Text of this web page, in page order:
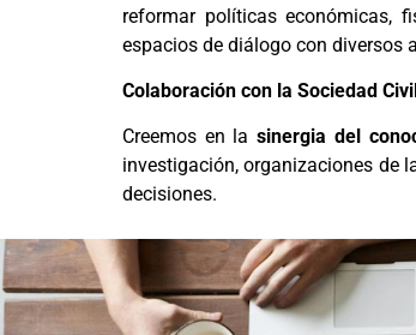
reformar políticas económicas,
espacios de diálogo con diversos
Colaboración con la Sociedad
Creemos en lasinergia del
investigación, organizaciones de
decisiones.